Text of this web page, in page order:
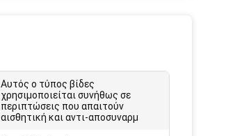
Αυτός ο τύπος βίδες
χρησιμοποιείται συνήθως σε
περιπτώσεις που απαιτούν
αισθητική και αντι-αποσυναρμ